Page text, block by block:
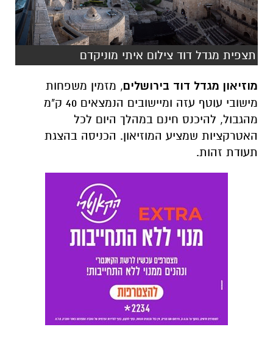
תצפית מגדל דוד צילום איתי מוניקדם
מוזיאון מגדל דוד בירושלים, מזמין משפחות
מישובי עוטף עזה ומיישובים הנמצאים 40 ק"מ
מהגבול, להיכנס חינם במהלך היום לכל
האטרקציות שמציע המוזיאון. הכניסה בהצגת
תעודת זהות.